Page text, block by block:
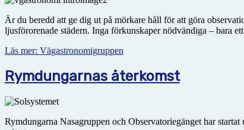
Är du beredd att ge dig ut på mörkare håll för att göra
ljusförorenade städern. Inga förkunskaper nödvändiga – bara
Läs mer: Vägastronomigruppen
Rymdungarnas återkomst
Rymdungarna Nasagruppen och Observatoriegänget har